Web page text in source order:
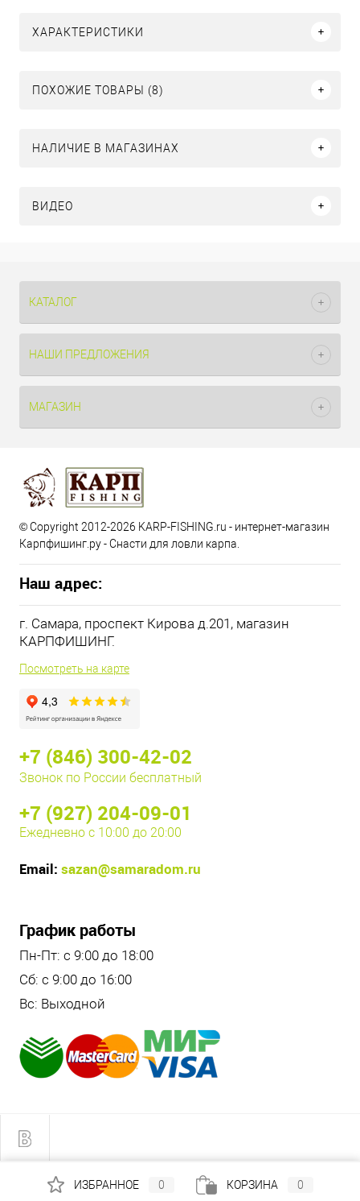
ХАРАКТЕРИСТИКИ
ПОХОЖИЕ ТОВАРЫ (8)
НАЛИЧИЕ В МАГАЗИНАХ
ВИДЕО
КАТАЛОГ
НАШИ ПРЕДЛОЖЕНИЯ
МАГАЗИН
© Copyright 2012-2026 KARP-FISHING.ru - интернет-магазин
Карпфишинг.ру - Снасти для ловли карпа.
Наш адрес:
г. Самара, проспект Кирова д.201, магазин
КАРПФИШИНГ.
Посмотреть на карте
+7 (846) 300-42-02
Звонок по России бесплатный
+7 (927) 204-09-01
Ежедневно с 10:00 до 20:00
Email: sazan@samaradom.ru
График работы
Пн-Пт: с 9:00 до 18:00
Сб: с 9:00 до 16:00
Вс: Выходной
ИЗБРАННОЕ 0 КОРЗИНА 0